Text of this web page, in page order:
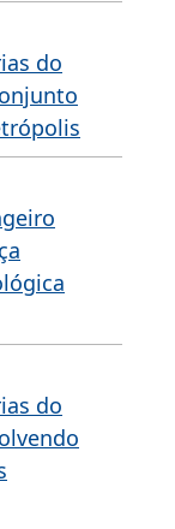
do
do